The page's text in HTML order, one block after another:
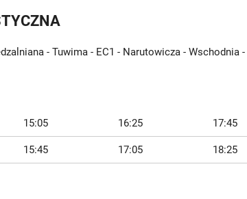
- Tuwima - EC1 - Narutowicza - Wschodnia
15:05 16:25 17:45
15:45 17:05 18:25